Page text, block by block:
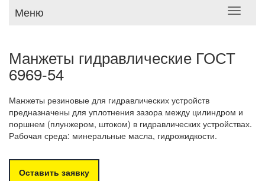
Меню
Манжеты гидравлические ГОСТ
6969-54
Манжеты резиновые для гидравлических устройств
предназначены для уплотнения зазора между цилиндром и
поршнем (плунжером, штоком) в гидравлических устройствах.
Рабочая среда: минеральные масла, гидрожидкости.
Оставить заявку